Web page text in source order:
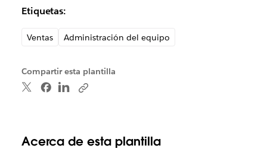
Etiquetas:
Ventas Administración del equipo
Compartir esta plantilla
Acerca de esta plantilla